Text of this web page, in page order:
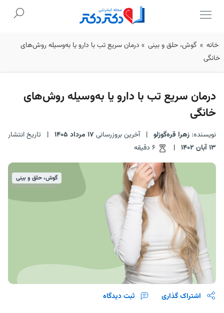
Skip
to
خانه » گوش، حلق و بینی » درمان سریع تب با دارو یا به‌وسیله روش‌های
خانگی
درمان سریع تب با دارو یا به‌وسیله روش‌های
خانگی
نویسنده: زهرا قره‌گوزلو | آخرین بروزرسانی 17 مرداد 1405 |
تاریخ انتشار
13 آبان 1402
|
گوش، حلق و بینی
اشتراک گذاری ثبت دیدگاه